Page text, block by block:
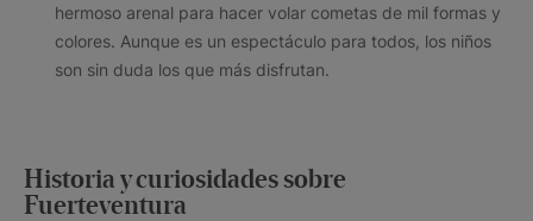
hermoso arenal para hacer volar cometas de mil formas y
colores. Aunque es un espectáculo para todos, los niños
son sin duda los que más disfrutan.
Historia y curiosidades sobre
Fuerteventura